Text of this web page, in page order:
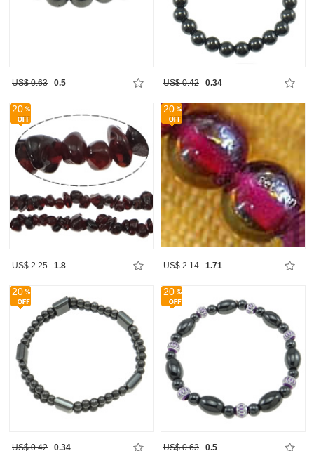
US$ 0.63 0.5 US$ 0.42 0.34
20
US$ 2.25 1.8
20
US$ 2.14 1.71
20
US$ 0.42 0.34
20
US$ 0.63 0.5